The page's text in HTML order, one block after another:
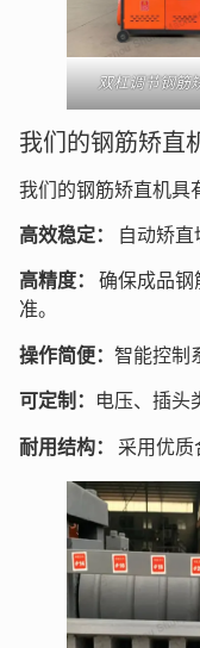
双杠调节钢筋
我们的钢筋矫直
我们的钢筋矫直机具
高效稳定： 自动矫直
高精度： 确保成品
准。
操作简便： 智能控制
可定制： 电压、插头
耐用结构： 采用优质